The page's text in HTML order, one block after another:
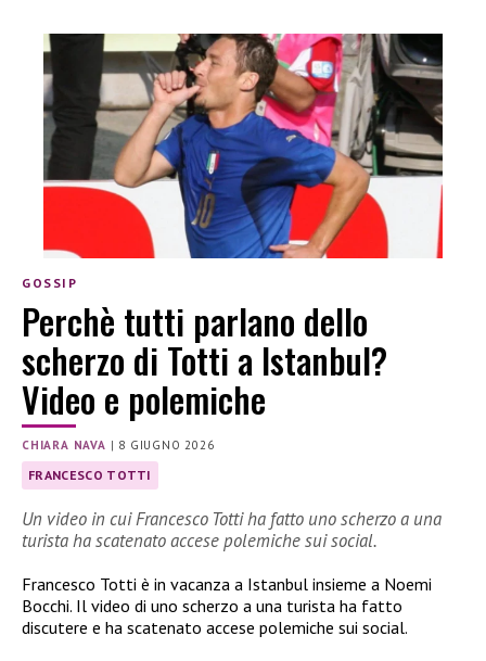
GOSSIP
Perchè tutti parlano dello
scherzo di Totti a Istanbul?
Video e polemiche
CHIARA NAVA | 8 GIUGNO 2026
FRANCESCO TOTTI
Un video in cui Francesco Totti ha fatto uno scherzo a una
turista ha scatenato accese polemiche sui social.
Francesco Totti è in vacanza a Istanbul insieme a Noemi
Bocchi. Il video di uno scherzo a una turista ha fatto
discutere e ha scatenato accese polemiche sui social.